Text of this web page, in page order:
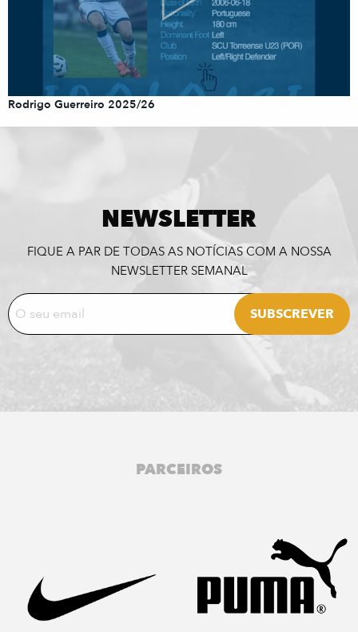
Rodrigo Guerreiro 2025/26
NEWSLETTER
FIQUE A PAR DE TODAS AS NOTÍCIAS COM A NOSSA
NEWSLETTER SEMANAL
PARCEIROS